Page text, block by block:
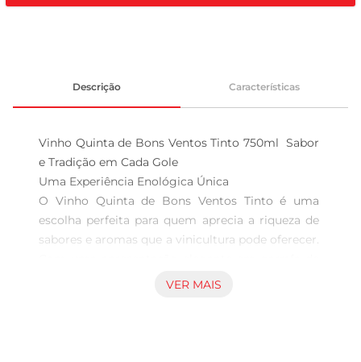
Descrição Características
Vinho Quinta de Bons Ventos Tinto 750ml  Sabor
e Tradição em Cada Gole
Uma Experiência Enológica Única
O Vinho Quinta de Bons Ventos Tinto é uma
escolha perfeita para quem aprecia a riqueza de
sabores e aromas que a vinicultura pode oferecer.
750ml, este vinho é ideal para acompanhar
VER MAIS